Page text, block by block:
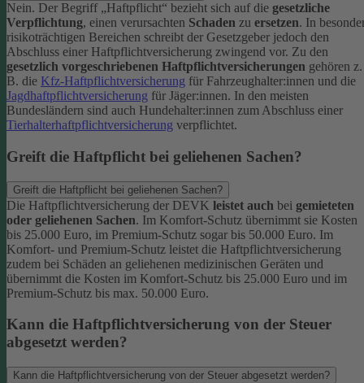
Nein. Der Begriff „Haftpflicht“ bezieht sich auf die gesetzliche
Verpflichtung, einen verursachten Schaden zu ersetzen. In
risikoträchtigen Bereichen schreibt der Gesetzgeber jedoch den
Abschluss einer Haftpflichtversicherung zwingend vor. Zu den
gesetzlich vorgeschriebenen Haftpflichtversicherungen gehören z.
B. die Kfz-Haftpflichtversicherung für Fahrzeughalter:innen und die
Jagdhaftpflichtversicherung für Jäger:innen. In den meisten
Bundesländern sind auch Hundehalter:innen zum Abschluss einer
Tierhalterhaftpflichtversicherung verpflichtet.
Greift die Haftpflicht bei geliehenen Sachen?
Greift die Haftpflicht bei geliehenen Sachen?
Die Haftpflichtversicherung der DEVK leistet auch bei gemieteten
oder geliehenen Sachen. Im Komfort-Schutz übernimmt sie Kosten
bis 25.000 Euro, im Premium-Schutz sogar bis 50.000 Euro. Im
Komfort- und Premium-Schutz leistet die Haftpflichtversicherung
zudem bei Schäden an geliehenen medizinischen Geräten und
übernimmt die Kosten im Komfort-Schutz bis 25.000 Euro und im
Premium-Schutz bis max. 50.000 Euro.
Kann die Haftpflichtversicherung von der Steuer
abgesetzt werden?
Kann die Haftpflichtversicherung von der Steuer abgesetzt werden?